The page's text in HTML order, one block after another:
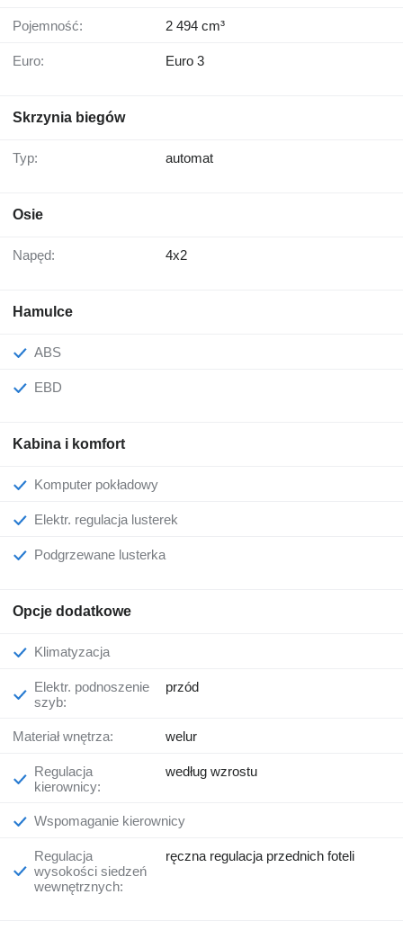
Pojemność: 2 494 cm³
Euro: Euro 3
Skrzynia biegów
Typ: automat
Osie
Napęd: 4x2
Hamulce
ABS
EBD
Kabina i komfort
Komputer pokładowy
Elektr. regulacja lusterek
Podgrzewane lusterka
Opcje dodatkowe
Klimatyzacja
Elektr. podnoszenie
szyb:
przód
Materiał wnętrza: welur
Regulacja
kierownicy:
według wzrostu
Wspomaganie kierownicy
Regulacja
wysokości siedzeń
wewnętrznych:
ręczna regulacja przednich foteli